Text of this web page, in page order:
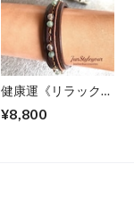
健康運《リラックス
ュリン/水晶
¥8,800